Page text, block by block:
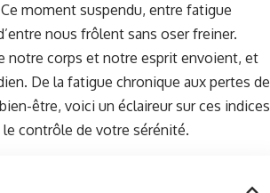
moment suspendu, entre fatigue
nous frôlent sans oser freiner.
notre corps et notre esprit envoient, et
De la fatigue chronique aux pertes de
être, voici un éclaireur sur ces indices
contrôle de votre sérénité.